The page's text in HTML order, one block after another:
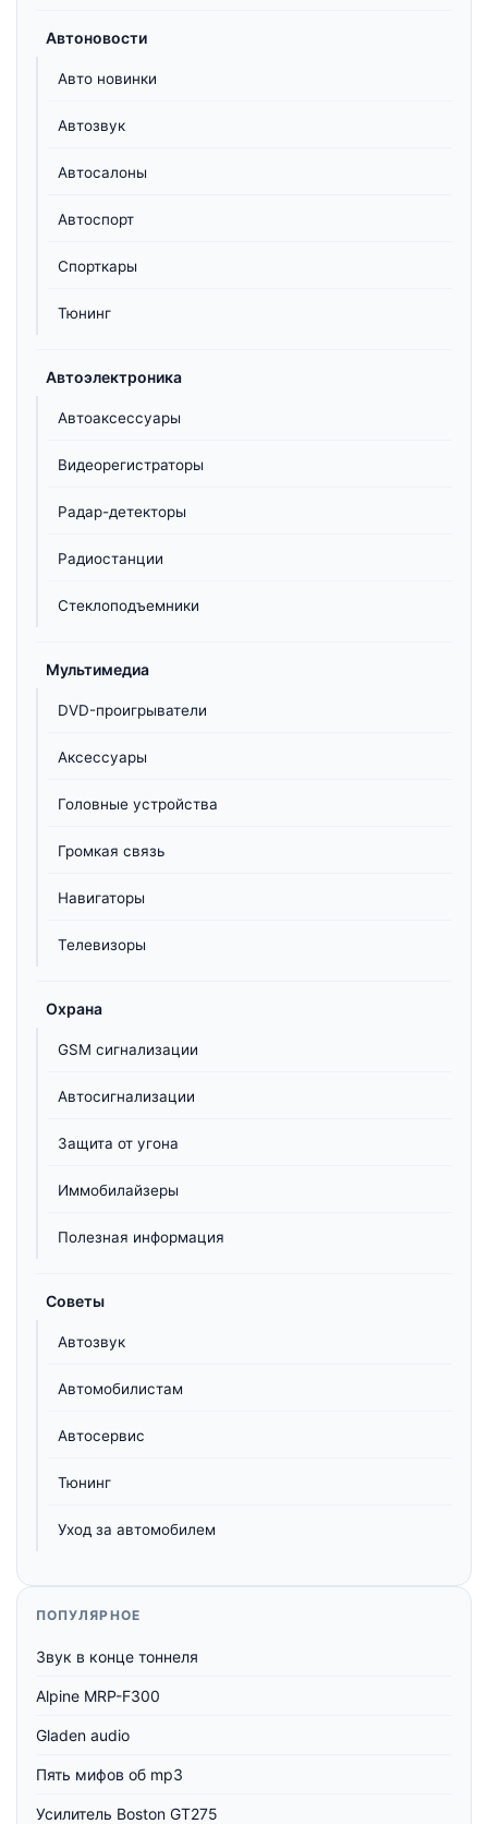
Автоновости
Авто новинки
Автозвук
Автосалоны
Автоспорт
Спорткары
Тюнинг
Автоэлектроника
Автоаксессуары
Видеорегистраторы
Радар-детекторы
Радиостанции
Стеклоподъемники
Мультимедиа
DVD-проигрыватели
Аксессуары
Головные устройства
Громкая связь
Навигаторы
Телевизоры
Охрана
GSM сигнализации
Автосигнализации
Защита от угона
Иммобилайзеры
Полезная информация
Советы
Автозвук
Автомобилистам
Автосервис
Тюнинг
Уход за автомобилем
ПОПУЛЯРНОЕ
Звук в конце тоннеля
Alpine MRP-F300
Gladen audio
Пять мифов об mp3
Усилитель Boston GT275